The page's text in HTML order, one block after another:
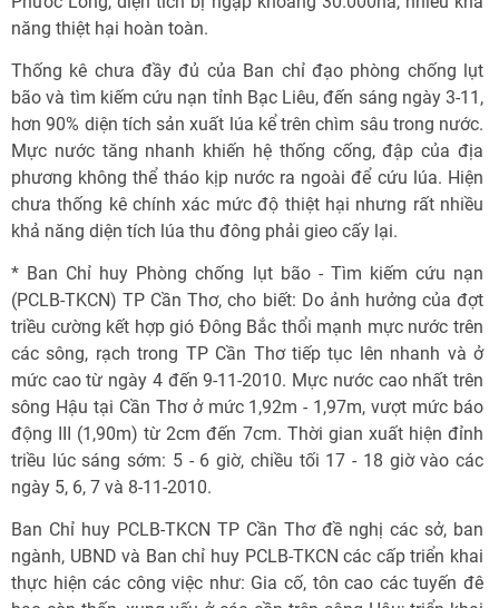
năng thiệt hại hoàn toàn.
Thống kê chưa đầy đủ của Ban chỉ đạo phòng chống lụt
bão và tìm kiếm cứu nạn tỉnh Bạc Liêu, đến sáng ngày 3-11,
hơn 90% diện tích sản xuất lúa kể trên chìm sâu trong nước.
Mực nước tăng nhanh khiến hệ thống cống, đập của địa
phương không thể tháo kịp nước ra ngoài để cứu lúa. Hiện
chưa thống kê chính xác mức độ thiệt hại nhưng rất nhiều
khả năng diện tích lúa thu đông phải gieo cấy lại.
* Ban Chỉ huy Phòng chống lụt bão - Tìm kiếm cứu nạn
(PCLB-TKCN) TP Cần Thơ, cho biết: Do ảnh hưởng của đợt
triều cường kết hợp gió Đông Bắc thổi mạnh mực nước trên
các sông, rạch trong TP Cần Thơ tiếp tục lên nhanh và ở
mức cao từ ngày 4 đến 9-11-2010. Mực nước cao nhất trên
sông Hậu tại Cần Thơ ở mức 1,92m - 1,97m, vượt mức báo
động III (1,90m) từ 2cm đến 7cm. Thời gian xuất hiện đỉnh
triều lúc sáng sớm: 5 - 6 giờ, chiều tối 17 - 18 giờ vào các
ngày 5, 6, 7 và 8-11-2010.
Ban Chỉ huy PCLB-TKCN TP Cần Thơ đề nghị các sở, ban
ngành, UBND và Ban chỉ huy PCLB-TKCN các cấp triển khai
thực hiện các công việc như: Gia cố, tôn cao các tuyến đê